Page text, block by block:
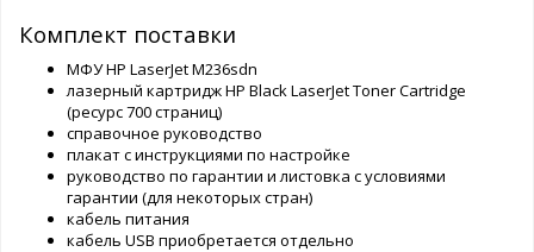
Комплект поставки
МФУ HP LaserJet M236sdn
лазерный картридж HP Black LaserJet Toner Cartridge
(ресурс 700 страниц)
справочное руководство
плакат с инструкциями по настройке
руководство по гарантии и листовка с условиями
гарантии (для некоторых стран)
кабель питания
кабель USB приобретается отдельно